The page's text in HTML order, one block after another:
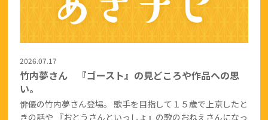
2026.07.17
竹内夢さん 『ゴースト』の見どころや作品への思
い。
俳優の竹内夢さん登場。 歌手を目指して１５歳で上京したと
きの話や 『おとうさんといっしょ』の歌のおねえさんになっ